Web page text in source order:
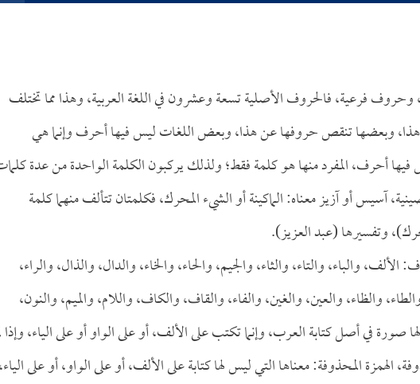
فرعية، فالحروف الأصلية تسعة وعشرون في اللغة العربية، وهذا مما تختلف
وبعضها تنقص حروفها عن هذا، وبعض اللغات ليس فيها أحرف وإنما هي
فيها أحرف، المفرد منها هو كلمة فقط؛ ولذلك يركبون الكلمة الواحدة من عدة
آسيس أو آزيز معناه: الماكينة أو الشيء المحرك، فكلمتان تتألف منهما كلمة
وتفسيرها (عبد العزيز).
والباء، والتاء، والثاء، والجيم، والحاء، والخاء، والدال، والذال، والراء،
والظاء، والعين، والغين، والفاء، والقاف، والكاف، واللام، والميم، والنون،
صورة في أصل كتابة العرب، وإنما تكتب على الألف، أو على الواو أو على الياء، وإذا
المحذوفة: معناها التي ليس لها كتابة على الألف، أو على الواو، أو على